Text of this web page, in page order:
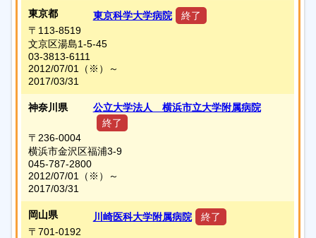
東京都 東京科学大学病院
終了
〒113-8519
文京区湯島1-5-45
03-3813-6111
2012/07/01
（※）
～
2017/03/31
神奈川県
公立大学法人 横浜市立大学附属病院
終了
〒236-0004
横浜市金沢区福浦3-9
045-787-2800
2012/07/01
（※）
～
2017/03/31
岡山県 川崎医科大学附属病院
終了
〒701-0192